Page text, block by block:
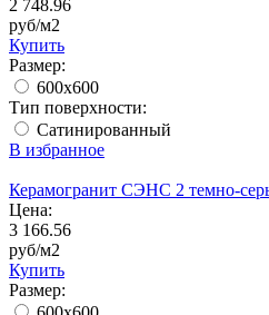
2 748.96
руб/м2
Купить
Размер:
600x600
Тип поверхности:
Сатинированный
В избранное
Керамогранит СЭНС 2 темно-
Цена:
3 166.56
руб/м2
Купить
Размер: